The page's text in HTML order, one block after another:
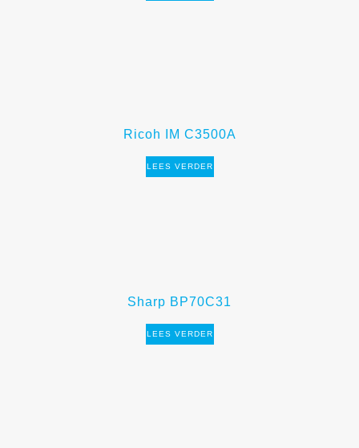
Ricoh IM C3500A
LEES VERDER
Sharp BP70C31
LEES VERDER